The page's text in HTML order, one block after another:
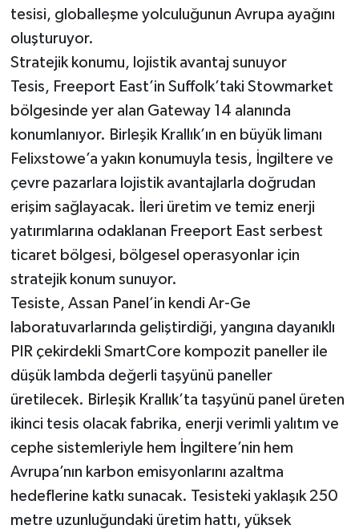
tesisi, globalleşme yolculuğunun Avrupa ayağını
oluşturuyor.
Stratejik konumu, lojistik avantaj sunuyor
Tesis, Freeport East’in Suffolk’taki Stowmarket
bölgesinde yer alan Gateway 14 alanında
konumlanıyor. Birleşik Krallık’ın en büyük limanı
Felixstowe’a yakın konumuyla tesis, İngiltere ve
çevre pazarlara lojistik avantajlarla doğrudan
erişim sağlayacak. İleri üretim ve temiz enerji
yatırımlarına odaklanan Freeport East serbest
ticaret bölgesi, bölgesel operasyonlar için
stratejik konum sunuyor.
Tesiste, Assan Panel’in kendi Ar-Ge
laboratuvarlarında geliştirdiği, yangına dayanıklı
PIR çekirdekli SmartCore kompozit paneller ile
düşük lambda değerli taşyünü paneller
üretilecek. Birleşik Krallık’ta taşyünü panel üreten
ikinci tesis olacak fabrika, enerji verimli yalıtım ve
cephe sistemleriyle hem İngiltere’nin hem
Avrupa’nın karbon emisyonlarını azaltma
hedeflerine katkı sunacak. Tesisteki yaklaşık 250
metre uzunluğundaki üretim hattı, yüksek